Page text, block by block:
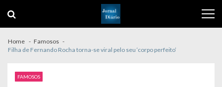
navigation
content
Home
Famosos
Filha de Fernando Rocha torna-se viral pelo seu ‘corpo perfeito’
FAMOSOS